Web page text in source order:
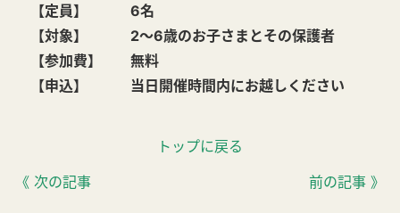
【定員】 6名
【対象】 2～6歳のお子さまとその保護者
【参加費】 無料
【申込】 当日開催時間内にお越しください
《 次の記事
トップに戻る
前の記事 》